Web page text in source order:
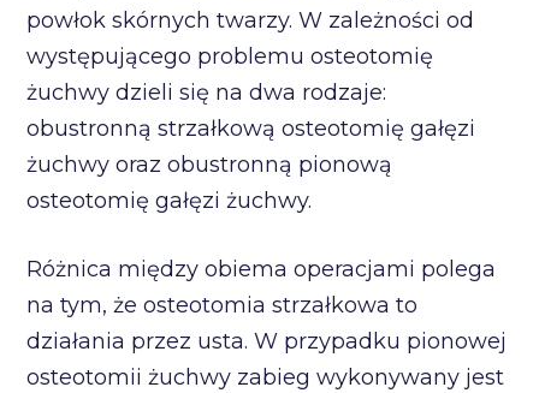
powłok skórnych twarzy. W zależności od
występującego problemu osteotomię
żuchwy dzieli się na dwa rodzaje:
obustronną strzałkową osteotomię gałęzi
żuchwy oraz obustronną pionową
osteotomię gałęzi żuchwy.
Różnica między obiema operacjami polega
na tym, że osteotomia strzałkowa to
działania przez usta. W przypadku pionowej
osteotomii żuchwy zabieg wykonywany jest